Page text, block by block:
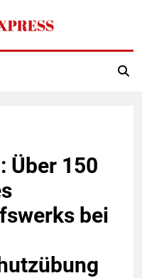
Express
Über 150
bei